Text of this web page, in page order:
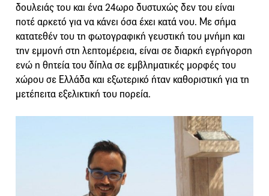
δουλειάς του και ένα 24ωρο δυστυχώς δεν του είναι
ποτέ αρκετό για να κάνει όσα έχει κατά νου. Με σήμα
κατατεθέν του τη φωτογραφική γευστική του μνήμη και
την εμμονή στη λεπτομέρεια, είναι σε διαρκή εγρήγορση
ενώ η θητεία του δίπλα σε εμβληματικές μορφές του
χώρου σε Ελλάδα και εξωτερικό ήταν καθοριστική για τη
μετέπειτα εξελικτική του πορεία.